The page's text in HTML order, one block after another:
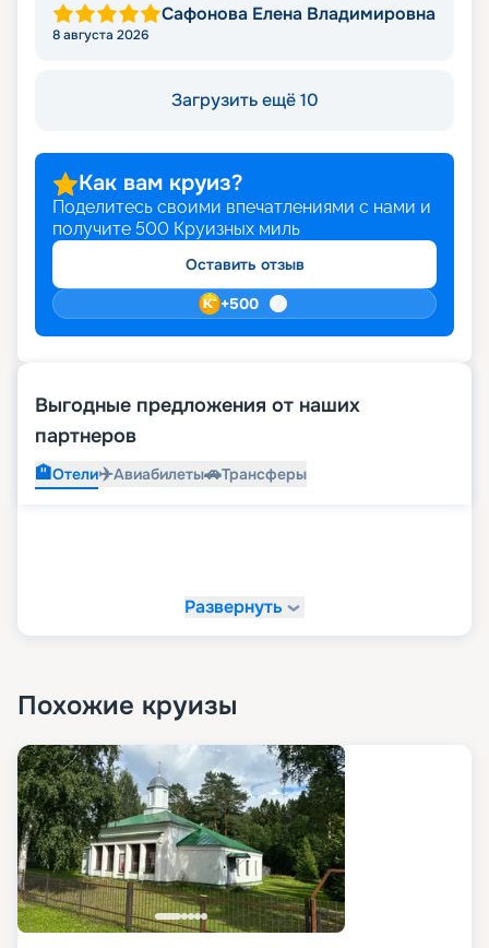
Сафонова Елена Владимировна
8 августа 2026
Загрузить ещё 10
Как вам круиз?
Поделитесь своими впечатлениями с нами и
получите 500 Круизных миль
Оставить отзыв
+500
Выгодные предложения от наших
партнеров
🏨Отели✈️Авиабилеты🚗Трансферы
Развернуть
Похожие круизы